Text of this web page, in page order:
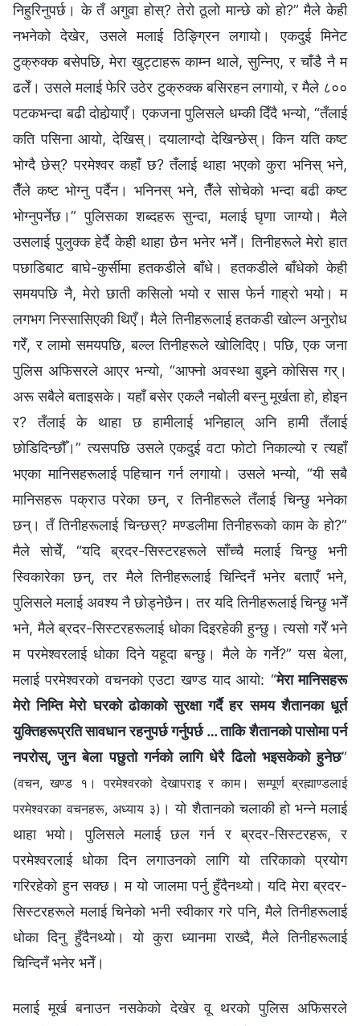
निहुरिनुपर्छ। के तँ अगुवा होस्? तेरो ठूलो मान्छे को हो?” मैले केही
नभनेको देखेर, उसले मलाई ठिङ्ग्रिन लगायो। एकदुई मिनेट
टुक्रुक्‍क बसेपछि, मेरा खुट्टाहरू काम्‍न थाले, सुन्‍निए, र चाँडै नै म
ढलेँ। उसले मलाई फेरि उठेर टुक्रुक्‍क बसिरहन लगायो, र मैले ८००
पटकभन्दा बढी दोहोर्‍याएँ। एकजना पुलिसले धम्की दिँदै भन्यो, “तँलाई
कति पसिना आयो, देखिस्। दयालाग्दो देखिन्‍छेस्। किन यति कष्ट
भोग्दै छेस्? परमेश्‍वर कहाँ छ? तँलाई थाहा भएको कुरा भनिस् भने,
तैँले कष्ट भोग्‍नु पर्दैन। भनिनस् भने, तैँले सोचेको भन्दा बढी कष्ट
भोग्‍नुपर्नेछ।” पुलिसका शब्‍दहरू सुन्दा, मलाई घृणा जाग्यो। मैले
उसलाई पुलुक्‍क हेर्दै केही थाहा छैन भनेर भनेँ। तिनीहरूले मेरो हात
पछाडिबाट बाघे-कुर्सीमा हतकडीले बाँधे। हतकडीले बाँधेको केही
समयपछि नै, मेरो छाती कसिलो भयो र सास फेर्न गाह्रो भयो। म
लगभग निस्सासिएकी थिएँ। मैले तिनीहरूलाई हतकडी खोल्‍न अनुरोध
गरेँ, र लामो समयपछि, बल्‍ल तिनीहरूले खोलिदिए। पछि, एक जना
पुलिस अफिसरले आएर भन्यो, “आफ्‍नो अवस्था बुझ्‍ने कोसिस गर्।
अरू सबैले बताइसके। यहाँ बसेर एकलै नबोली बस्‍नु मूर्खता हो, होइन
र? तँलाई के थाहा छ हामीलाई भनिहाल् अनि हामी तँलाई
छोडिदिन्छौँ।” त्यसपछि उसले एकदुई वटा फोटो निकाल्यो र त्यहाँ
भएका मानिसहरूलाई पहिचान गर्न लगायो। उसले भन्यो, “यी सबै
मानिसहरू पक्राउ परेका छन्, र तिनीहरूले तँलाई चिन्छु भनेका
छन्। तँ तिनीहरूलाई चिन्छस्? मण्डलीमा तिनीहरूको काम के हो?”
मैले सोचेँ, “यदि ब्रदर-सिस्टरहरूले साँच्‍चै मलाई चिन्छु भनी
स्विकारेका छन्, तर मैले तिनीहरूलाई चिन्दिनँ भनेर बताएँ भने,
पुलिसले मलाई अवश्य नै छोड्नेछैन। तर यदि तिनीहरूलाई चिन्छु भनेँ
भने, मैले ब्रदर-सिस्टरहरूलाई धोका दिइरहेकी हुन्छु। त्यसो गरेँ भने
म परमेश्‍वरलाई धोका दिने यहूदा बन्छु। मैले के गर्ने?” यस बेला,
मलाई परमेश्‍वरको वचनको एउटा खण्ड याद आयो: “मेरा मानिसहरू
मेरो निम्ति मेरो घरको ढोकाको सुरक्षा गर्दै हर समय शैतानका धूर्त
युक्तिहरूप्रति सावधान रहनुपर्छ गर्नुपर्छ … ताकि शैतानको पासोमा पर्न
नपरोस्, जुन बेला पछुतो गर्नको लागि धेरै ढिलो भइसकेको हुनेछ”
(वचन, खण्ड १। परमेश्‍वरको देखापराइ र काम। सम्पूर्ण ब्रह्माण्डलाई
परमेश्‍वरका वचनहरू, अध्याय ३) । यो शैतानको चलाकी हो भन्‍ने मलाई
थाहा भयो। पुलिसले मलाई छल गर्न र ब्रदर-सिस्टरहरू, र
परमेश्‍वरलाई धोका दिन लगाउनको लागि यो तरिकाको प्रयोग
गरिरहेको हुन सक्छ। म यो जालमा पर्नु हुँदैनथ्यो। यदि मेरा ब्रदर-
सिस्टरहरूले मलाई चिनेको भनी स्वीकार गरे पनि, मैले तिनीहरूलाई
धोका दिनु हुँदैनथ्यो। यो कुरा ध्यानमा राख्दै, मैले तिनीहरूलाई
चिन्दिनँ भनेर भनेँ।
मलाई मूर्ख बनाउन नसकेको देखेर वू थरको पुलिस अफिसरले